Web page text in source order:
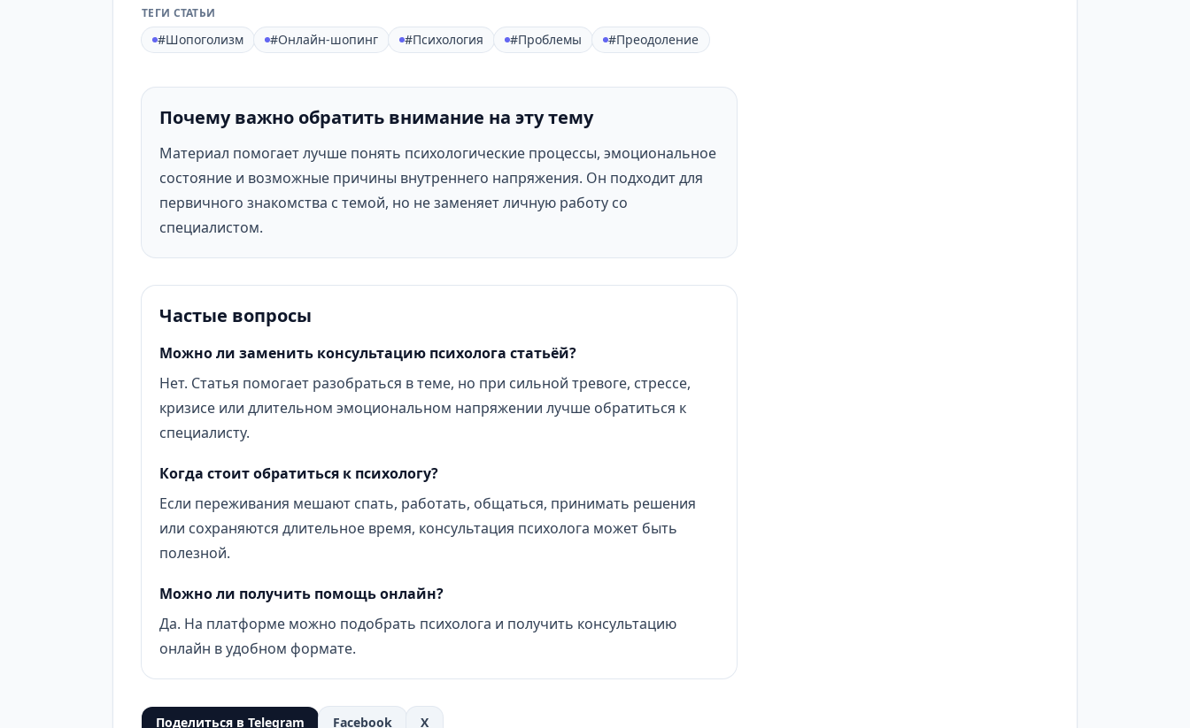
ТЕГИ СТАТЬИ
#Шопоголизм #Онлайн-шопинг #Психология #Проблемы #Преодоление
Почему важно обратить внимание на эту тему
Материал помогает лучше понять психологические процессы, эмоциональное
состояние и возможные причины внутреннего напряжения. Он подходит для
первичного знакомства с темой, но не заменяет личную работу со
специалистом.
Частые вопросы
Можно ли заменить консультацию психолога статьёй?
Нет. Статья помогает разобраться в теме, но при сильной тревоге, стрессе,
кризисе или длительном эмоциональном напряжении лучше обратиться к
специалисту.
Когда стоит обратиться к психологу?
Если переживания мешают спать, работать, общаться, принимать решения
или сохраняются длительное время, консультация психолога может быть
полезной.
Можно ли получить помощь онлайн?
Да. На платформе можно подобрать психолога и получить консультацию
онлайн в удобном формате.
Поделиться в Telegram Facebook X